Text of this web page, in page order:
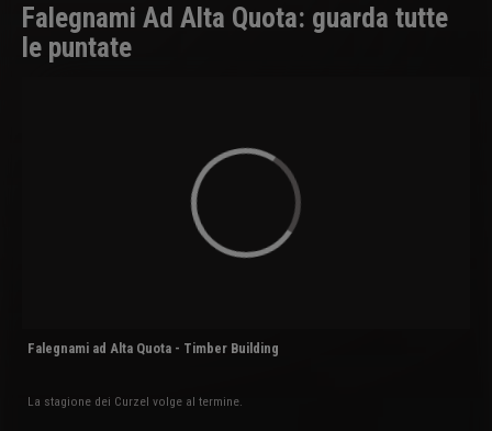
Falegnami Ad Alta Quota: guarda tutte
le puntate
Falegnami ad Alta Quota - Timber Building
La stagione dei Curzel volge al termine.